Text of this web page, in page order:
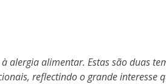
alergia alimentar. Estas são duas
reflectindo o grande interesse